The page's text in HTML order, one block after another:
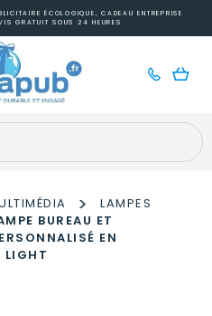
ÉCOLOGIQUE, CADEAU ENTREPRISE
GRATUIT SOUS 24 HEURES
>
LAMPES
BUREAU ET
EN
LIGHT